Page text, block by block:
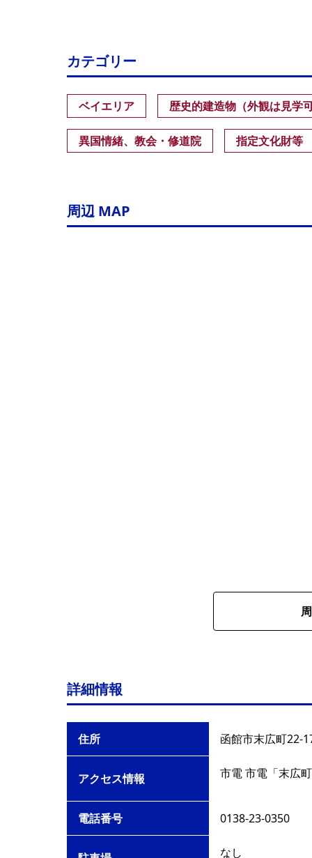
カテゴリー
ベイエリア 歴史的建造物（外観は見学
異国情緒、教会・修道院 指定文化財等
周辺 MAP
詳細情報
住所 函館市末広町22-
アクセス情報 市電 市電「末広
電話番号 0138-23-0350
なし